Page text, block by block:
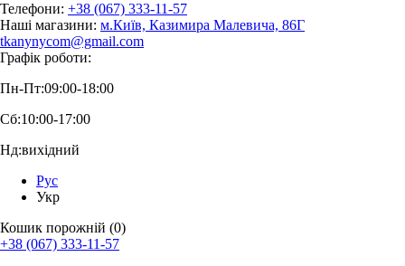
Телефони: +38 (067) 333-11-57
Наші магазини: м.Київ, Казимира Малевича, 86Г
tkanynycom@gmail.com
Графік роботи:
Пн-Пт:09:00-18:00
Сб:10:00-17:00
Нд:вихідний
Рус
Укр
Кошик порожній (0)
+38 (067) 333-11-57